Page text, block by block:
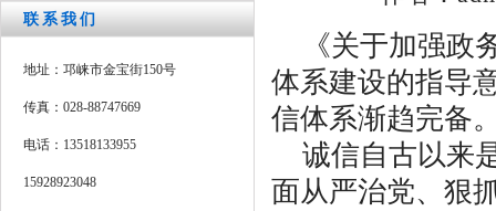
联系我们
地址：邛崃市金宝街150号
传真：028-88747669
电话：13518133955
15928923048
《关于加强政
体系建设的指导
信体系渐趋完备
诚信自古以来
面从严治党、狠